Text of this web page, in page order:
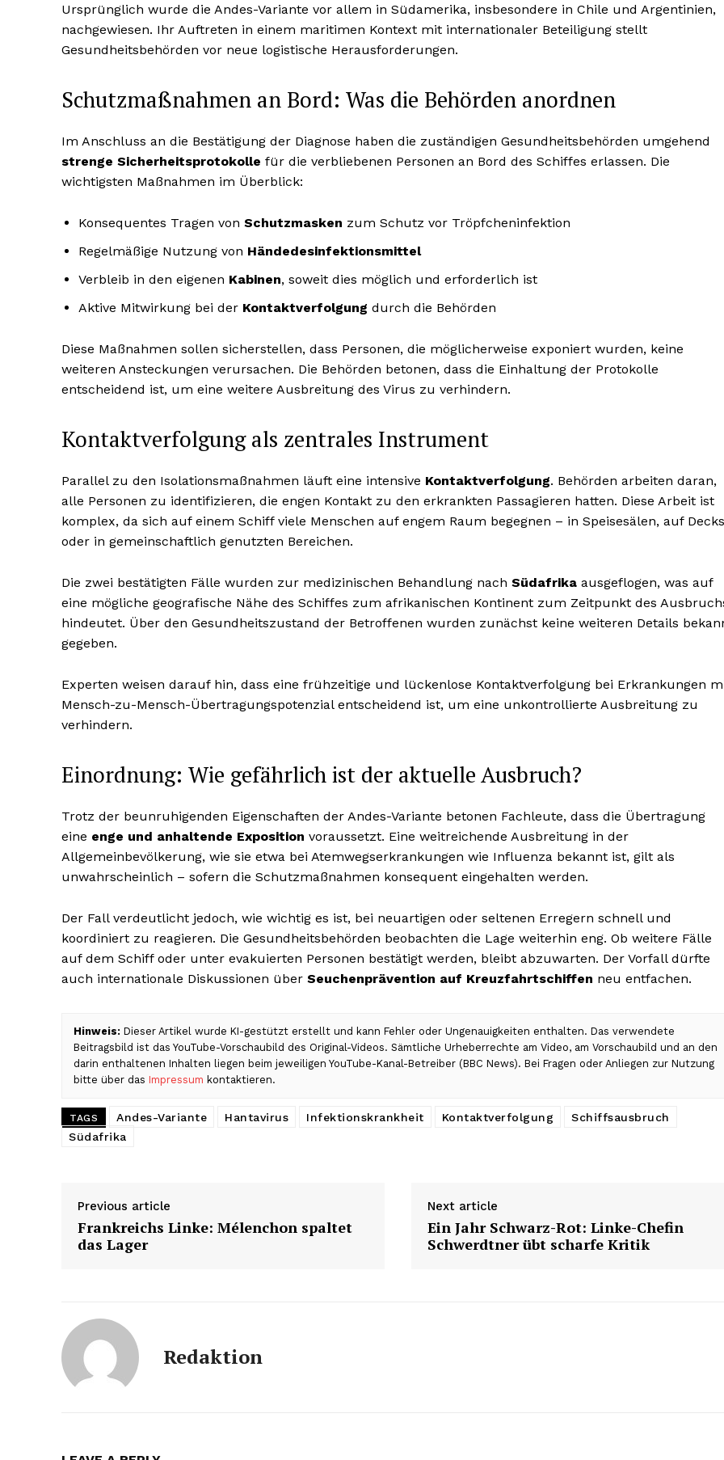
Ursprünglich wurde die Andes-Variante vor allem in Südamerika, insbesondere in Chile und Argentinien,
nachgewiesen. Ihr Auftreten in einem maritimen Kontext mit internationaler Beteiligung stellt
Gesundheitsbehörden vor neue logistische Herausforderungen.
Schutzmaßnahmen an Bord: Was die Behörden anordnen
Im Anschluss an die Bestätigung der Diagnose haben die zuständigen Gesundheitsbehörden umgehend
strenge Sicherheitsprotokolle für die verbliebenen Personen an Bord des Schiffes erlassen. Die
wichtigsten Maßnahmen im Überblick:
Konsequentes Tragen von Schutzmasken zum Schutz vor Tröpfcheninfektion
Regelmäßige Nutzung von Händedesinfektionsmittel
Verbleib in den eigenen Kabinen, soweit dies möglich und erforderlich ist
Aktive Mitwirkung bei der Kontaktverfolgung durch die Behörden
Diese Maßnahmen sollen sicherstellen, dass Personen, die möglicherweise exponiert wurden, keine
weiteren Ansteckungen verursachen. Die Behörden betonen, dass die Einhaltung der Protokolle
entscheidend ist, um eine weitere Ausbreitung des Virus zu verhindern.
Kontaktverfolgung als zentrales Instrument
Parallel zu den Isolationsmaßnahmen läuft eine intensive Kontaktverfolgung. Behörden arbeiten daran,
alle Personen zu identifizieren, die engen Kontakt zu den erkrankten Passagieren hatten. Diese Arbeit ist
komplex, da sich auf einem Schiff viele Menschen auf engem Raum begegnen – in Speisesälen, auf Decks
oder in gemeinschaftlich genutzten Bereichen.
Die zwei bestätigten Fälle wurden zur medizinischen Behandlung nach Südafrika ausgeflogen, was auf
eine mögliche geografische Nähe des Schiffes zum afrikanischen Kontinent zum Zeitpunkt des
hindeutet. Über den Gesundheitszustand der Betroffenen wurden zunächst keine weiteren Details
gegeben.
Experten weisen darauf hin, dass eine frühzeitige und lückenlose Kontaktverfolgung bei Erkrankungen
Mensch-zu-Mensch-Übertragungspotenzial entscheidend ist, um eine unkontrollierte Ausbreitung zu
verhindern.
Einordnung: Wie gefährlich ist der aktuelle Ausbruch?
Trotz der beunruhigenden Eigenschaften der Andes-Variante betonen Fachleute, dass die Übertragung
eine enge und anhaltende Exposition voraussetzt. Eine weitreichende Ausbreitung in der
Allgemeinbevölkerung, wie sie etwa bei Atemwegserkrankungen wie Influenza bekannt ist, gilt als
unwahrscheinlich – sofern die Schutzmaßnahmen konsequent eingehalten werden.
Der Fall verdeutlicht jedoch, wie wichtig es ist, bei neuartigen oder seltenen Erregern schnell und
koordiniert zu reagieren. Die Gesundheitsbehörden beobachten die Lage weiterhin eng. Ob weitere Fälle
auf dem Schiff oder unter evakuierten Personen bestätigt werden, bleibt abzuwarten. Der Vorfall dürfte
auch internationale Diskussionen über Seuchenprävention auf Kreuzfahrtschiffen neu entfachen.
Hinweis: Dieser Artikel wurde KI-gestützt erstellt und kann Fehler oder Ungenauigkeiten enthalten. Das verwendete
Beitragsbild ist das YouTube-Vorschaubild des Original-Videos. Sämtliche Urheberrechte am Video, am Vorschaubild und an den
darin enthaltenen Inhalten liegen beim jeweiligen YouTube-Kanal-Betreiber (BBC News). Bei Fragen oder Anliegen zur Nutzung
bitte über das Impressum kontaktieren.
TAGS Andes-Variante Hantavirus Infektionskrankheit Kontaktverfolgung
Schiffsausbruch
Südafrika
Previous article
Frankreichs Linke: Mélenchon spaltet
das Lager
Next article
Ein Jahr Schwarz-Rot: Linke-Chefin
Schwerdtner übt scharfe Kritik
Redaktion